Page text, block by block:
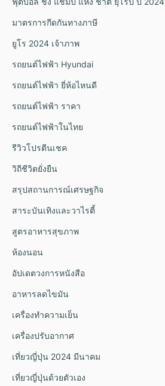
มาตรการกีดกันทางภาษี
ยูโร 2024 เจ้าภาพ
รถยนต์ไฟฟ้า Hyundai
รถยนต์ไฟฟ้า ยี่ห้อไหนดี
รถยนต์ไฟฟ้า ราคา
รถยนต์ไฟฟ้าในไทย
รีวิวโปรตีนเชค
วิถีชีวิตยั่งยืน
สรุปสถานการณ์เศรษฐกิจ
สาระบันเทิงและวาไรตี้
สูตรอาหารสุขภาพ
ห้องนอน
อัปเดตวงการหนังสือ
อาหารลดไขมัน
เครื่องทำความเย็น
เครื่องปรับอากาศ
เที่ยวญี่ปุ่น 2024 มีนาคม
เที่ยวญี่ปุ่นด้วยตัวเอง